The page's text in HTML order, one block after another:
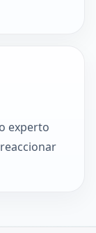
experto